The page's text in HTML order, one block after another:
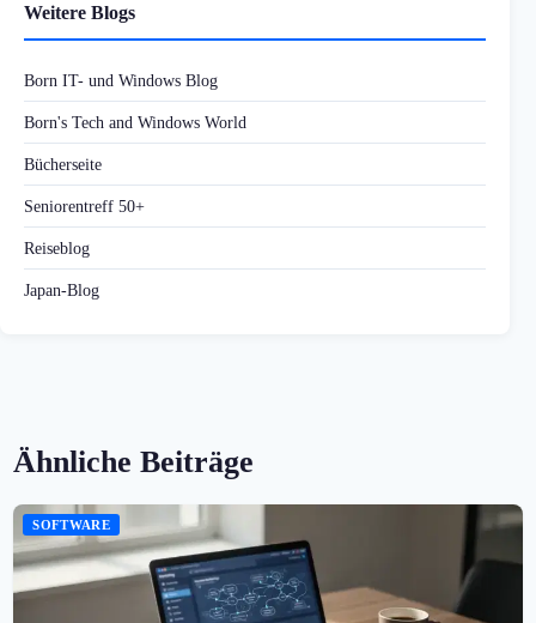
Weitere Blogs
Born IT- und Windows Blog
Born's Tech and Windows World
Bücherseite
Seniorentreff 50+
Reiseblog
Japan-Blog
Ähnliche Beiträge
SOFTWARE